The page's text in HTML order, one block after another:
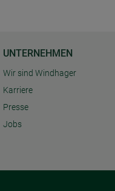
UNTERNEHMEN
Wir sind Windhager
Karriere
Presse
Jobs